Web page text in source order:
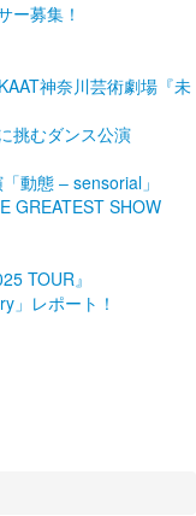
ー募集！
神奈川芸術劇場『未
挑むダンス公演
動態 ‒ sensorial」
GREATEST SHOW
TOUR』
」レポート！